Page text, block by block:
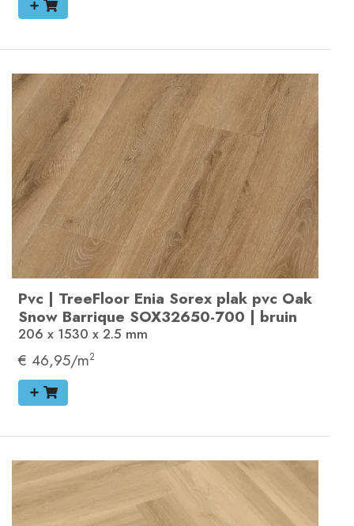
Pvc | TreeFloor Enia Sorex plak pvc Oak
Snow Barrique SOX32650-700 | bruin
206 x 1530 x 2.5 mm
€ 46,95/m2